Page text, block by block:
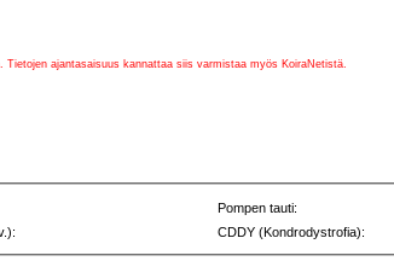
ajantasaisuus kannattaa siis varmistaa myös KoiraNetistä.
Pompen tauti:
CDDY (Kondrodystrofia):